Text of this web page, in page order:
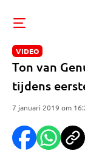
VIDEO
Ton van
tijdens
7 januari 2019 om